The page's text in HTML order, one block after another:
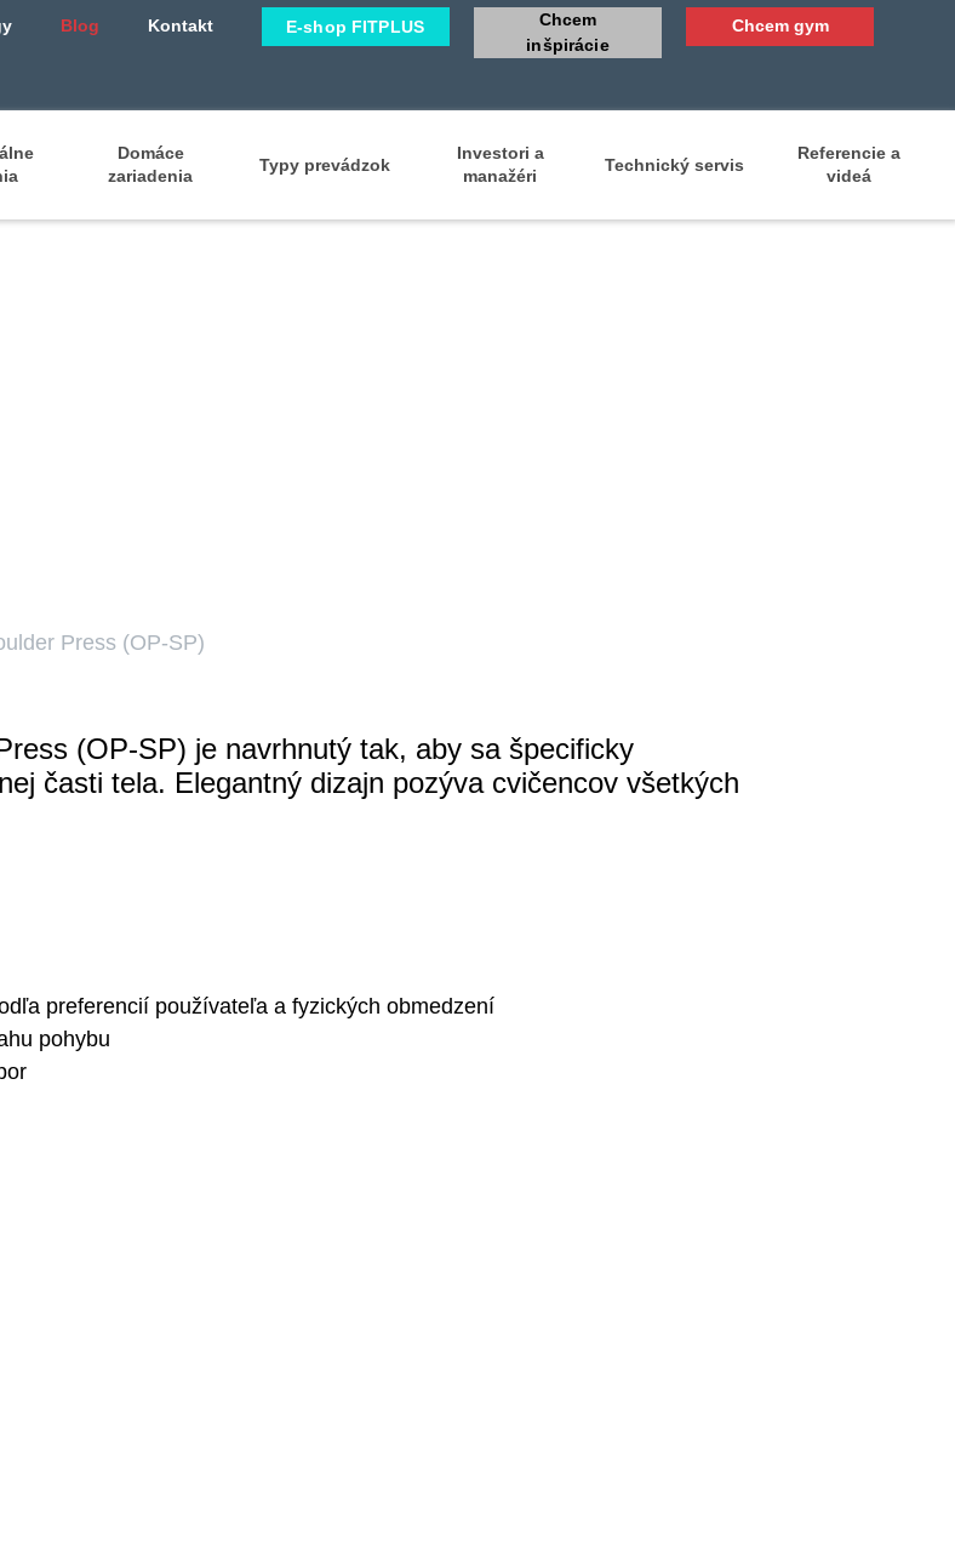
Blog Kontakt E-shop FITPLUS
Chcem
inšpirácie
Chcem gym
Domáce
zariadenia
Typy prevádzok
Investori a
manažéri
Technický servis
Referencie a
videá
Press (OP-SP)
(OP-SP) je navrhnutý tak, aby sa špecificky
časti tela. Elegantný dizajn pozýva cvičencov všetkých
preferencií používateľa a fyzických obmedzení
pohybu